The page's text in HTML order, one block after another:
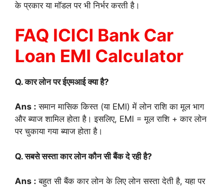
के प्रकार या मॉडल पर भी निर्भर करती है।
FAQ ICICI Bank Car
Loan EMI Calculator
Q. कार लोन पर ईएमआई क्या है?
Ans : समान मासिक किस्त (या EMI) में लोन राशि का मूल भाग
और ब्याज शामिल होता है। इसलिए, EMI = मूल राशि + कार लोन
पर चुकाया गया ब्याज होता है।
Q. सबसे सस्ता कार लोन कौन सी बैंक दे रही है?
Ans : बहुत सी बैंक कार लोन के लिए लोन सस्ता देती है, यहा पर